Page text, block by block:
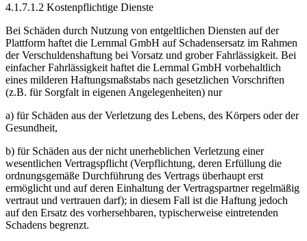
4.1.7.1.2 Kostenpflichtige Dienste
Bei Schäden durch Nutzung von entgeltlichen Diensten auf der
Plattform haftet die Lernmal GmbH auf Schadensersatz im Rahmen
der Verschuldenshaftung bei Vorsatz und grober Fahrlässigkeit. Bei
einfacher Fahrlässigkeit haftet die Lernmal GmbH vorbehaltlich
eines milderen Haftungsmaßstabs nach gesetzlichen Vorschriften
(z.B. für Sorgfalt in eigenen Angelegenheiten) nur
a) für Schäden aus der Verletzung des Lebens, des Körpers oder der
Gesundheit,
b) für Schäden aus der nicht unerheblichen Verletzung einer
wesentlichen Vertragspflicht (Verpflichtung, deren Erfüllung die
ordnungsgemäße Durchführung des Vertrags überhaupt erst
ermöglicht und auf deren Einhaltung der Vertragspartner regelmäßig
vertraut und vertrauen darf); in diesem Fall ist die Haftung jedoch
auf den Ersatz des vorhersehbaren, typischerweise eintretenden
Schadens begrenzt.